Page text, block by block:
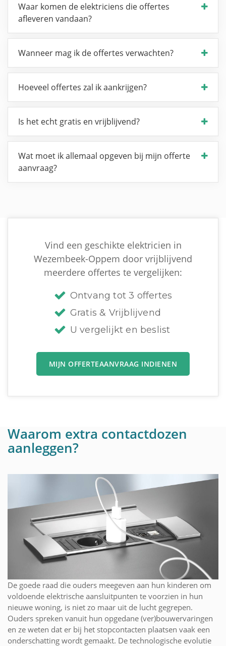
Waar komen de elektriciens die offertes
afleveren vandaan?
Wanneer mag ik de offertes verwachten?
Hoeveel offertes zal ik aankrijgen?
Is het echt gratis en vrijblijvend?
Wat moet ik allemaal opgeven bij mijn offerte
aanvraag?
Vind een geschikte elektricien in
Wezembeek-Oppem door vrijblijvend
meerdere offertes te vergelijken:
Ontvang tot 3 offertes
Gratis & Vrijblijvend
U vergelijkt en beslist
MIJN OFFERTEAANVRAAG INDIENEN
Waarom extra contactdozen
aanleggen?
De goede raad die ouders meegeven aan hun kinderen om
voldoende elektrische aansluitpunten te voorzien in hun
nieuwe woning, is niet zo maar uit de lucht gegrepen.
Ouders spreken vanuit hun opgedane (ver)bouwervaringen
en ze weten dat er bij het stopcontacten plaatsen vaak een
onderschatting wordt gemaakt. De technologische evolutie